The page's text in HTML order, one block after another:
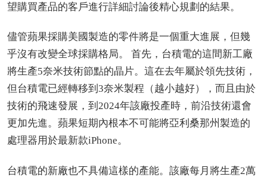
望購買產品的客戶進行詳細討論後精心規劃的結果。
儘管蘋果採購美國製造的零件將是一個重大進展，但幾
乎沒有改變全球採購格局。 首先，台積電的這間新工廠
將生產5奈米技術節點的晶片。這在去年屬於領先技術，
但台積電已經轉移到3奈米製程（越小越好），而且由於
技術的飛速發展，到2024年該廠投產時，前沿技術還會
更加先進。蘋果短期內根本不可能將亞利桑那州製造的
處理器用於最新款iPhone。
台積電的新廠也不具備這樣的產能。該廠每月將生產2萬